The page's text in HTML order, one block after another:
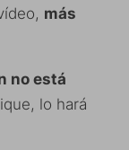
más
no está
lo hará